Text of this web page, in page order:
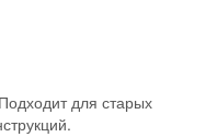
для старых